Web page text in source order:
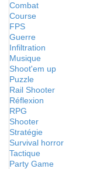
Combat
Course
FPS
Guerre
Infiltration
Musique
Shoot'em up
Puzzle
Rail Shooter
Réflexion
RPG
Shooter
Stratégie
Survival horror
Tactique
Party Game